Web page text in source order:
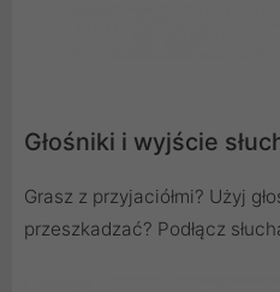
Głośniki i wyjście
Grasz z przyjaciółmi? Użyj
przeszkadzać? Podłącz